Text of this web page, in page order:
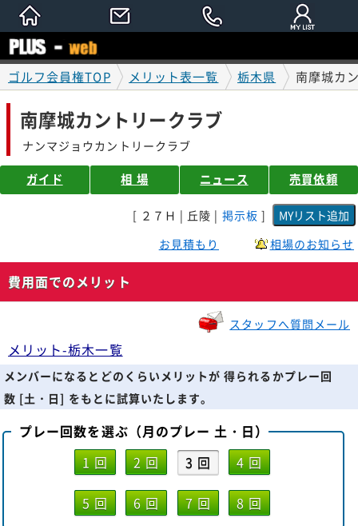
ゴルフ会員権TOP メリット表一覧 栃木県 南摩城カ
南摩城カントリークラブ
ナンマジョウカントリークラブ
ガイド 相 場 ニュース 売買依頼
[ ２７Ｈ | 丘陵 | 掲示板 ]
お見積もり
相場のお知らせ
費用面でのメリット
スタッフへ質問メール
メリット-栃木一覧
メンバーになるとどのくらいメリットが 得られるかプレー回
数 [土・日] をもとに試算いたします。
プレー回数を選ぶ（月のプレー 土・日）
1 回
2 回 3 回 4 回
5 回 6 回 7 回 8 回